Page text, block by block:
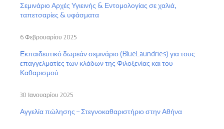
Σεμινάριο Αρχές Υγιεινής & Εντομολογίας σε χαλιά,
ταπετσαρίες & υφάσματα
Εκπαιδευτικό δωρεάν σεμινάριο (BlueLaundries) για τους
επαγγελματίες των κλάδων της Φιλοξενίας και του
Καθαρισμού
6 Φεβρουαρίου 2025
Αγγελία πώλησης – Στεγνοκαθαριστήριο στην Αθήνα
30 Ιανουαρίου 2025